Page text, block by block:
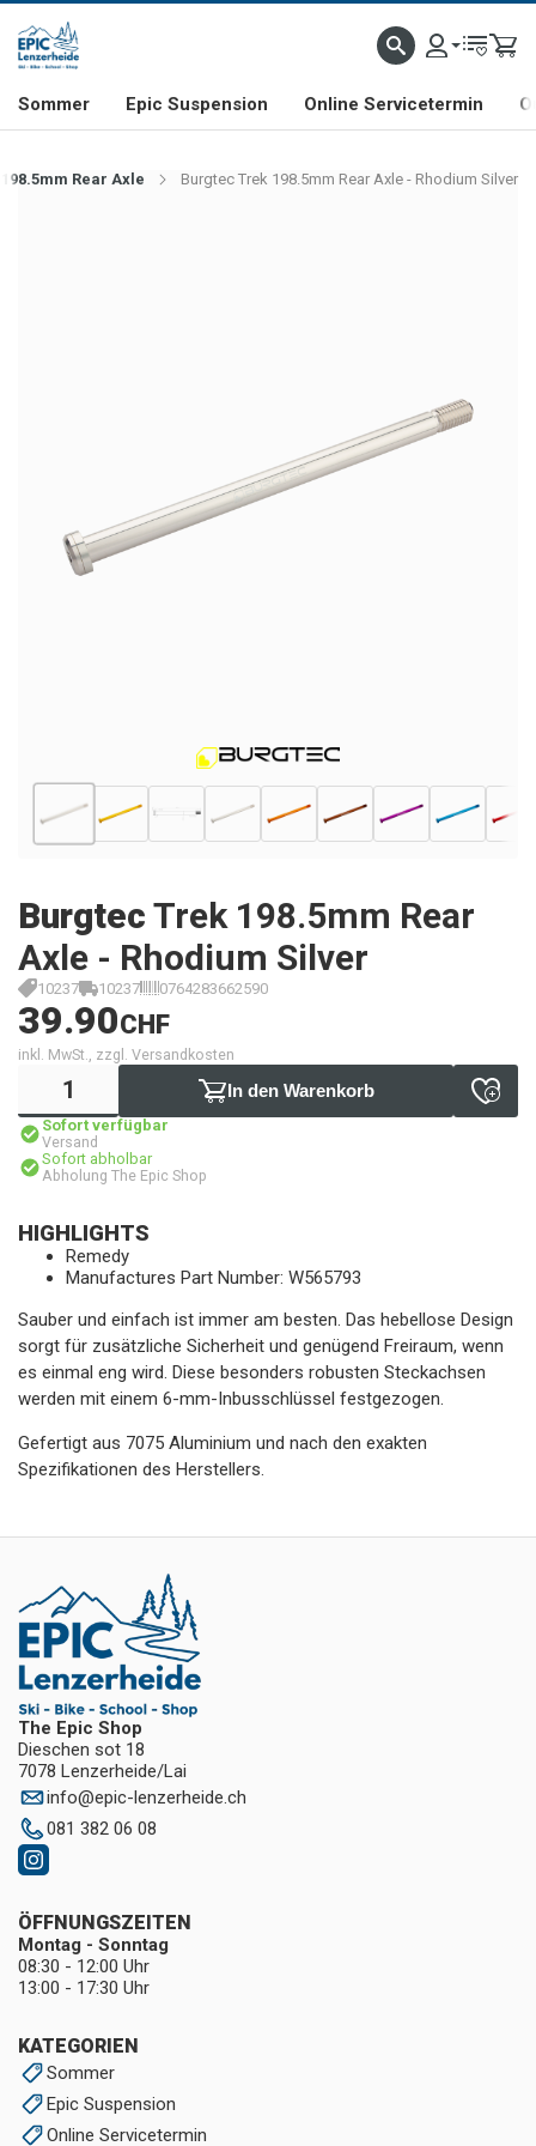
& FREERIDE-SPEZIALIST SCHWEIZER FIRMA SHOP & SHOWROOM IN
Sommer Epic Suspension Online Servicetermin
Rear Axle Burgtec Trek 198.5mm Rear Axle - Rhodium Silver
Burgtec Trek 198.5mm Rear
Axle - Rhodium Silver
10237 10237 0764283662590
39.90CHF
inkl. MwSt., zzgl. Versandkosten
In den Warenkorb
Sofort verfügbar
Versand
Sofort abholbar
Abholung The Epic Shop
HIGHLIGHTS
Remedy
Manufactures Part Number: W565793
Sauber und einfach ist immer am besten. Das hebellose Design
sorgt für zusätzliche Sicherheit und genügend Freiraum, wenn
es einmal eng wird. Diese besonders robusten Steckachsen
werden mit einem 6-mm-Inbusschlüssel festgezogen.
Gefertigt aus 7075 Aluminium und nach den exakten
Spezifikationen des Herstellers.
The Epic Shop
Dieschen sot 18
7078 Lenzerheide/Lai
info@epic-lenzerheide.ch
081 382 06 08
KATEGORIEN
Sommer
Epic Suspension
Online Servicetermin
ÖFFNUNGSZEITEN
Montag - Sonntag
08:30 - 12:00 Uhr
13:00 - 17:30 Uhr